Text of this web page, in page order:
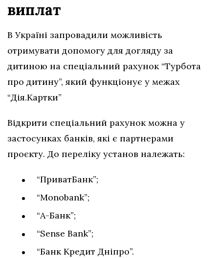
виплат
В Україні запровадили можливість
отримувати допомогу для догляду за
дитиною на спеціальний рахунок “Турбота
про дитину”, який функціонує у межах
“Дія.Картки”
Відкрити спеціальний рахунок можна у
застосунках банків, які є партнерами
проєкту. До переліку установ належать:
“ПриватБанк”;
“Monobank”;
“А-Банк”;
“Sense Bank”;
“Банк Кредит Дніпро”.